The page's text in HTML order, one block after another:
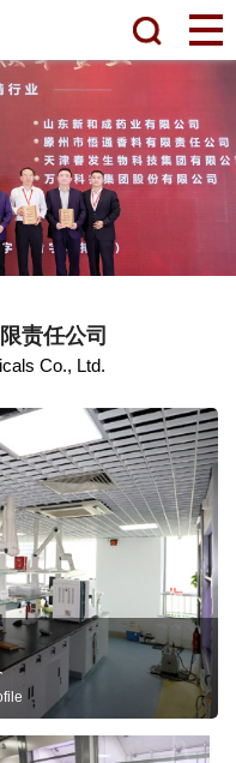
责任公司
Co., Ltd.